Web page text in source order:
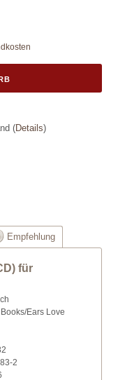
(Details)
Empfehlung
für
Ears Love
2